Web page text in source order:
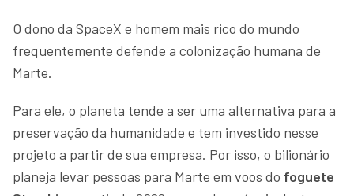
O dono da SpaceX e homem mais rico do mundo
frequentemente defende a colonização humana de
Marte.
Para ele, o planeta tende a ser uma alternativa para a
preservação da humanidade e tem investido nesse
projeto a partir de sua empresa. Por isso, o bilionário
planeja levar pessoas para Marte em voos do foguete